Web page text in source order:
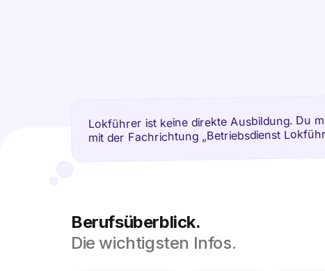
Lokführer ist keine direkte Ausbildung. Du
mit der Fachrichtung „Betriebsdienst
Berufsüberblick.
Die wichtigsten Infos.